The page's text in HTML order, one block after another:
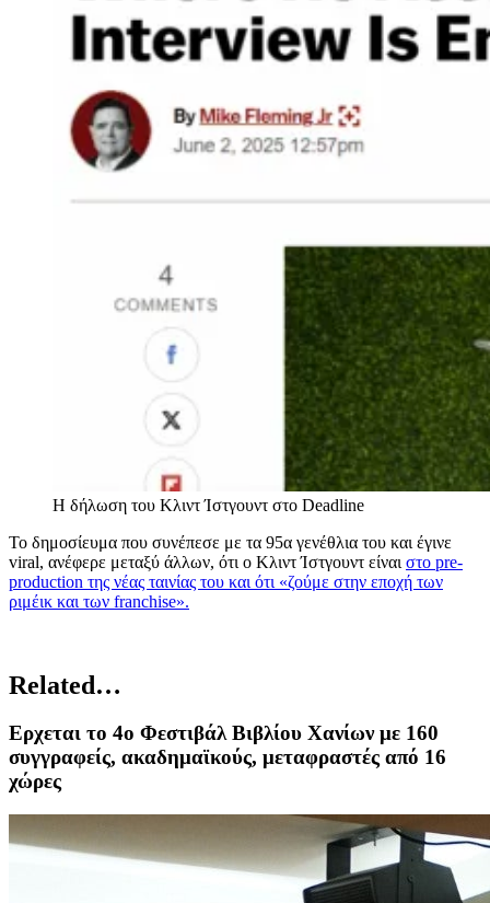
Η δήλωση του Κλιντ Ίστγουντ στο Deadline
Το δημοσίευμα που συνέπεσε με τα 95α γενέθλια του και έγινε
viral, ανέφερε μεταξύ άλλων, ότι ο Κλιντ Ίστγουντ είναι στο pre-
production της νέας ταινίας του και ότι «ζούμε στην εποχή των
ριμέικ και των franchise».
Related…
Ερχεται το 4ο Φεστιβάλ Βιβλίου Χανίων με 160
συγγραφείς, ακαδημαϊκούς, μεταφραστές από 16
χώρες